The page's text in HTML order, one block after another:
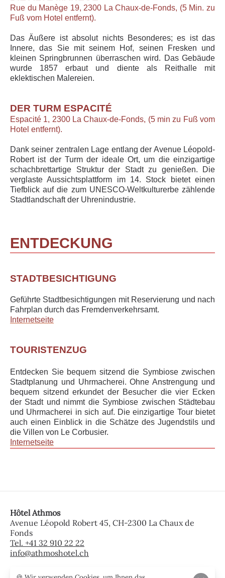
Rue du Manège 19, 2300 La Chaux-de-Fonds, (5 Min. zu
Fuß vom Hotel entfernt).
Das Äußere ist absolut nichts Besonderes; es ist das
Innere, das Sie mit seinem Hof, seinen Fresken und
kleinen Springbrunnen überraschen wird. Das Gebäude
wurde 1857 erbaut und diente als Reithalle mit
eklektischen Malereien.
DER TURM ESPACITÉ
Espacité 1, 2300 La Chaux-de-Fonds, (5 min zu Fuß vom
Hotel entfernt).
Dank seiner zentralen Lage entlang der Avenue Léopold-
Robert ist der Turm der ideale Ort, um die einzigartige
schachbrettartige Struktur der Stadt zu genießen. Die
verglaste Aussichtsplattform im 14. Stock bietet einen
Tiefblick auf die zum UNESCO-Weltkulturerbe zählende
Stadtlandschaft der Uhrenindustrie.
ENTDECKUNG
STADTBESICHTIGUNG
Geführte Stadtbesichtigungen mit Reservierung und nach
Fahrplan durch das Fremdenverkehrsamt.
Internetseite
TOURISTENZUG
Entdecken Sie bequem sitzend die Symbiose zwischen
Stadtplanung und Uhrmacherei. Ohne Anstrengung und
bequem sitzend erkundet der Besucher die vier Ecken
der Stadt und nimmt die Symbiose zwischen Städtebau
und Uhrmacherei in sich auf. Die einzigartige Tour bietet
auch einen Einblick in die Schätze des Jugendstils und
die Villen von Le Corbusier.
Internetseite
Hôtel Athmos
Avenue Léopold Robert 45, CH-2300 La Chaux de
Fonds
Tel. +41 32 910 22 22
info@athmoshotel.ch